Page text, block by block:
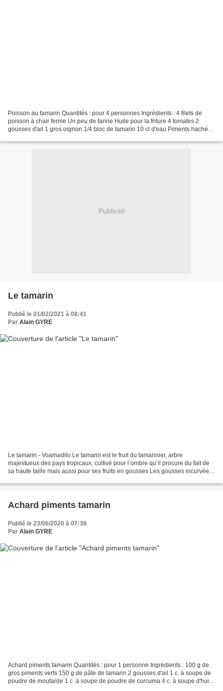
Poisson au tamarin Quantités : pour 4 personnes Ingrédients : 4 filets de
poisson à chair ferme Un peu de farine Huile pour la friture 4 tomates 2
gousses d'ail 1 gros oignon 1/4 bloc de tamarin 10 cl d'eau Piments hachés
Publicité
Le tamarin
Publié le 01/02/2021 à 08:41
Par Alain GYRE
Le tamarin - Voamadilo Le tamarin est le fruit du tamarinier, arbre
majestueux des pays tropicaux, cultivé pour l’ombre qu’il procure du fait de
sa haute taille mais aussi pour ses fruits en gousses Les gousses incurvées
Achard piments tamarin
Publié le 23/06/2020 à 07:38
Par Alain GYRE
Achard piments tamarin Quantités : pour 1 personne Ingrédients : 100 g de
gros piments verts 150 g de pâte de tamarin 2 gousses d'ail 1 c. à soupe de
poudre de moutarde 1 c. à soupe de poudre de curcuma 4 c. à soupe d'huile